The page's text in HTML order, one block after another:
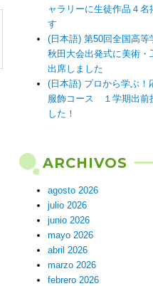
ャラリーに生徒作品４名
す
(日本語) 第50回全国高等
秋田大会出発式に美術・
出席しました
(日本語) プロから学ぶ！
服飾コース １学期出前
した！
ARCHIVOS
agosto 2026
julio 2026
junio 2026
mayo 2026
abril 2026
marzo 2026
febrero 2026